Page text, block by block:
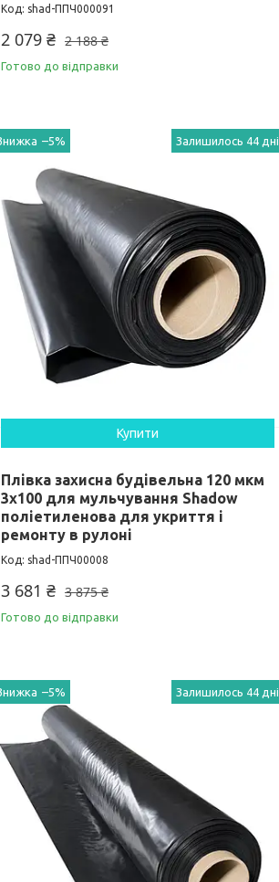
shad-ППЧ000091
2 188 ₴
2 079 ₴
Готово до відправки
–5% Залишилось 44 дні
Купити
Плівка захисна будівельна 120 мкм
3х100 для мульчування Shadow
поліетиленова для укриття і
ремонту в рулоні
shad-ППЧ00008
3 875 ₴
3 681 ₴
Готово до відправки
–5% Залишилось 44 дні